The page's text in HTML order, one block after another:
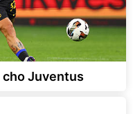
cho Juventus